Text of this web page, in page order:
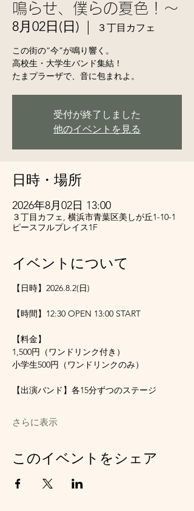
鳴らせ、僕らの夏色！〜
8月02日(日) ３丁目カフェ
この街の“今”が鳴り響く。
高校生・大学生バンド集結！
たまプラーザで、音に包まれよ。
受付が終了しました
他のイベントを見る
日時・場所
2026年8月02日 13:00
３丁目カフェ, 横浜市青葉区美しが丘1-10-1
ピースフルプレイス1F
イベントについて
【日時】2026.8.2(日)
【時間】12:30 OPEN 13:00 START
【料金】
1,500円（ワンドリンク付き）
小学生500円（ワンドリンクのみ）
【出演バンド】各15分ずつのステージ
さらに表示
このイベントをシェア